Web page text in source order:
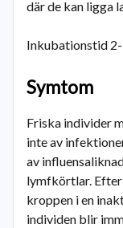
där de kan ligga
Inkubationstid
Symtom
Friska individer
inte av
av
lymfkörtlar.
kroppen i en
individen blir